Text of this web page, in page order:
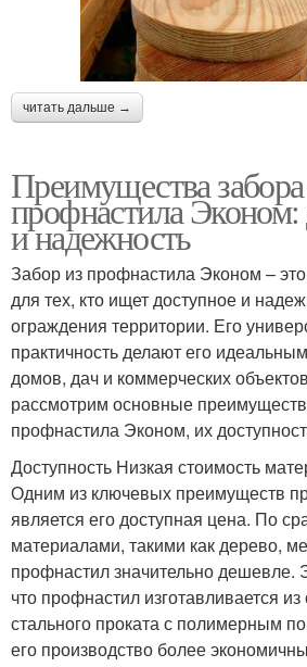
читать дальше →
Преимущества
профнастила Эконом:
и надежность
Забор из профнастила Эконом –
для тех, кто ищет доступное и
ограждения территории. Его
практичность делают его
домов, дач и коммерческих
рассмотрим основные
профнастила Эконом, их
Доступность Низкая стоимость
Одним из ключевых преимуществ
является его доступная цена. По
материалами, такими как дерево,
профнастил значительно дешевле.
что профнастил изготавливается
стального проката с полимерным
его производство более